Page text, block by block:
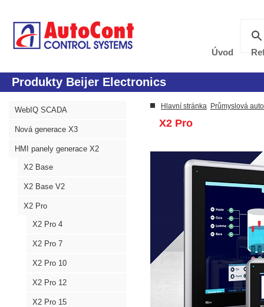
Úvod
Produkty Beijer Electronics
WebIQ SCADA
Nová generace X3
HMI panely generace X2
X2 Base
X2 Base V2
X2 Pro
X2 Pro 4
X2 Pro 7
X2 Pro 10
X2 Pro 12
X2 Pro 15
Hlavní stránka Průmyslová
X2 Pro